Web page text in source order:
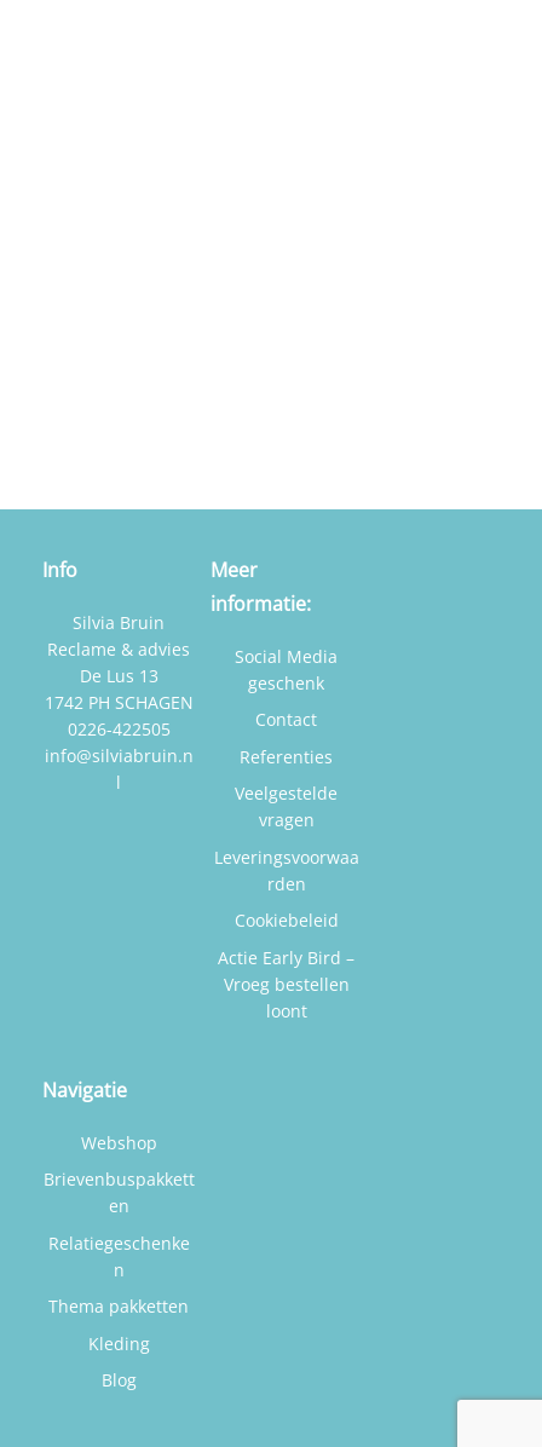
Info
Silvia Bruin
Reclame & advies
De Lus 13
1742 PH SCHAGEN
0226-422505
info@silviabruin.n
l
Meer
informatie:
Social Media
geschenk
Contact
Referenties
Veelgestelde
vragen
Leveringsvoorwaa
rden
Cookiebeleid
Actie Early Bird –
Vroeg bestellen
loont
Navigatie
Webshop
Brievenbuspakkett
en
Relatiegeschenke
n
Thema pakketten
Kleding
Blog